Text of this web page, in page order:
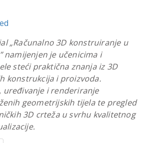
„Računalno 3D konstruiranje u
namijenjen je učenicima i
steći praktična znanja iz 3D
konstrukcija i proizvoda.
uređivanje i renderiranje
geometrijskih tijela te pregled
3D crteža u svrhu kvalitetnog